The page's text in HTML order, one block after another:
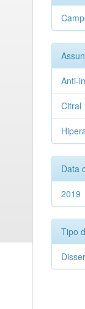
Anti-
Citral
Data
2019
Tipo